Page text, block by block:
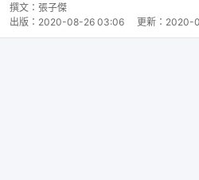
撰文： 張子傑
出版： 2020-08-26 03:06 更新： 2020-